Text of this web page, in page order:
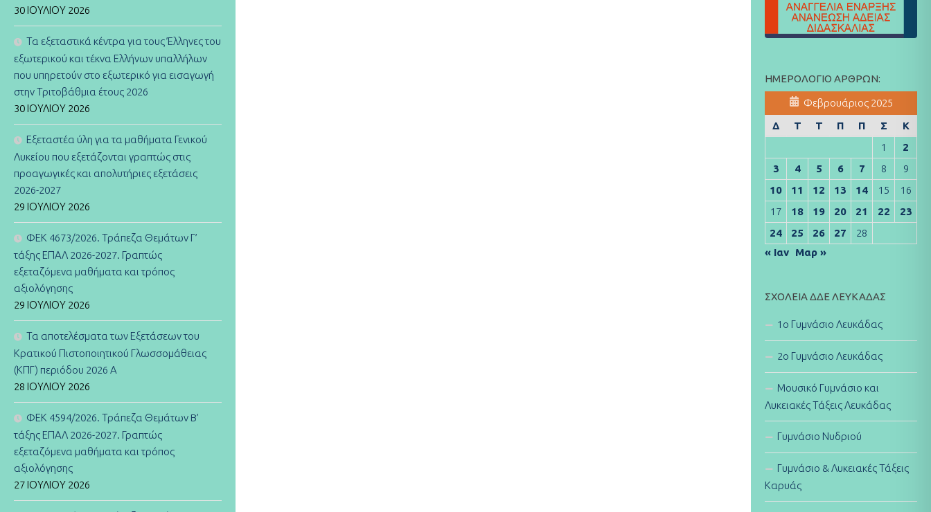
30 ΙΟΥΛΊΟΥ 2026
Τα εξεταστικά κέντρα για τους Έλληνες του
εξωτερικού και τέκνα Ελλήνων υπαλλήλων
που υπηρετούν στο εξωτερικό για εισαγωγή
στην Τριτοβάθμια έτους 2026
30 ΙΟΥΛΊΟΥ 2026
Εξεταστέα ύλη για τα μαθήματα Γενικού
Λυκείου που εξετάζονται γραπτώς στις
προαγωγικές και απολυτήριες εξετάσεις
2026-2027
29 ΙΟΥΛΊΟΥ 2026
ΦΕΚ 4673/2026. Τράπεζα Θεμάτων Γ’
τάξης ΕΠΑΛ 2026-2027. Γραπτώς
εξεταζόμενα μαθήματα και τρόπος
αξιολόγησης
29 ΙΟΥΛΊΟΥ 2026
Τα αποτελέσματα των Εξετάσεων του
Κρατικού Πιστοποιητικού Γλωσσομάθειας
(ΚΠΓ) περιόδου 2026 Α
28 ΙΟΥΛΊΟΥ 2026
ΦΕΚ 4594/2026. Τράπεζα Θεμάτων B’
τάξης ΕΠΑΛ 2026-2027. Γραπτώς
εξεταζόμενα μαθήματα και τρόπος
αξιολόγησης
27 ΙΟΥΛΊΟΥ 2026
ΗΜΕΡΟΛΌΓΙΟ ΆΡΘΡΩΝ:
Φεβρουάριος 2025
Δ
Τ Τ Π Π Σ
Κ
1
2
3
4 5 6 7 8
9
10
11 12 13 14 15
16
17
18 19 20 21 22
23
24
25 26 27
28
« Ιαν Μαρ »
ΣΧΟΛΕΊΑ ΔΔΕ ΛΕΥΚΆΔΑΣ
1ο Γυμνάσιο Λευκάδας
2ο Γυμνάσιο Λευκάδας
Μουσικό Γυμνάσιο και
Λυκειακές Τάξεις Λευκάδας
Γυμνάσιο Νυδριού
Γυμνάσιο & Λυκειακές Τάξεις
Καρυάς